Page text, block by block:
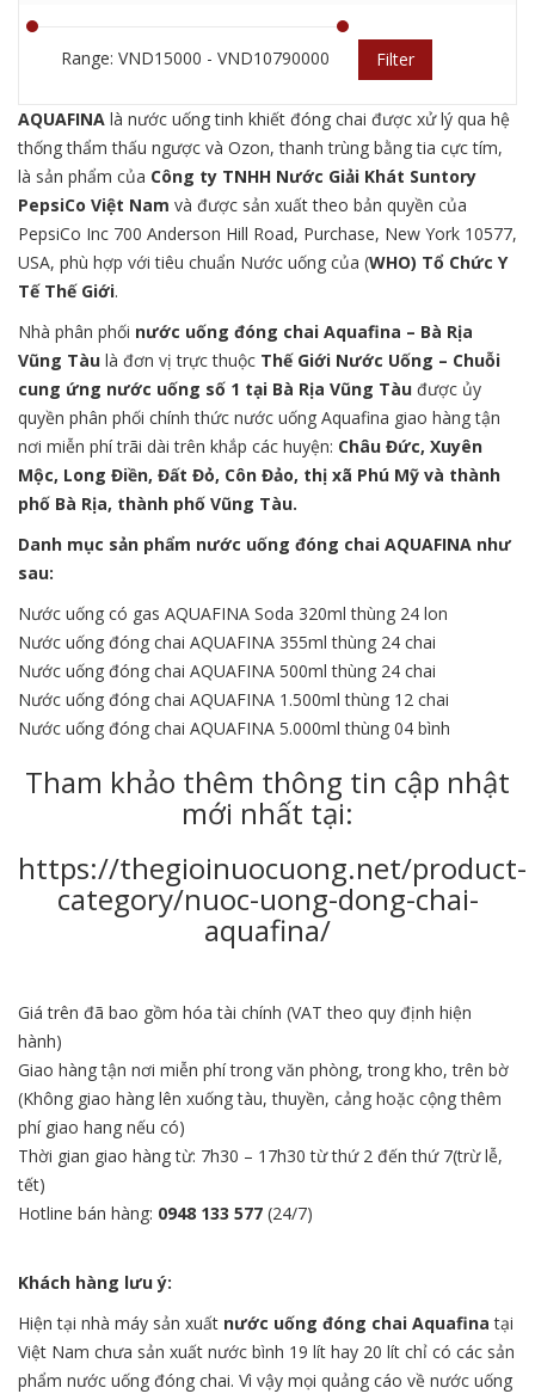
Range: VND15000 - VND10790000 Filter
AQUAFINA là nước uống tinh khiết đóng chai được xử lý qua hệ
thống thẩm thấu ngược và Ozon, thanh trùng bằng tia cực tím,
là sản phẩm của Công ty TNHH Nước Giải Khát Suntory
PepsiCo Việt Nam và được sản xuất theo bản quyền của
PepsiCo Inc 700 Anderson Hill Road, Purchase, New York 10577,
USA, phù hợp với tiêu chuẩn Nước uống của (WHO) Tổ Chức Y
Tế Thế Giới.
Nhà phân phối nước uống đóng chai Aquafina – Bà Rịa
Vũng Tàu là đơn vị trực thuộc Thế Giới Nước Uống – Chuỗi
cung ứng nước uống số 1 tại Bà Rịa Vũng Tàu được ủy
quyền phân phối chính thức nước uống Aquafina giao hàng tận
nơi miễn phí trãi dài trên khắp các huyện: Châu Đức, Xuyên
Mộc, Long Điền, Đất Đỏ, Côn Đảo, thị xã Phú Mỹ và thành
phố Bà Rịa, thành phố Vũng Tàu.
Danh mục sản phẩm nước uống đóng chai AQUAFINA như
sau:
Nước uống có gas AQUAFINA Soda 320ml thùng 24 lon
Nước uống đóng chai AQUAFINA 355ml thùng 24 chai
Nước uống đóng chai AQUAFINA 500ml thùng 24 chai
Nước uống đóng chai AQUAFINA 1.500ml thùng 12 chai
Nước uống đóng chai AQUAFINA 5.000ml thùng 04 bình
Tham khảo thêm thông tin cập nhật
mới nhất tại:
https://thegioinuocuong.net/product-
category/nuoc-uong-dong-chai-
aquafina/
Giá trên đã bao gồm hóa tài chính (VAT theo quy định hiện
hành)
Giao hàng tận nơi miễn phí trong văn phòng, trong kho, trên bờ
(Không giao hàng lên xuống tàu, thuyền, cảng hoặc cộng thêm
phí giao hang nếu có)
Thời gian giao hàng từ: 7h30 – 17h30 từ thứ 2 đến thứ 7(trừ lễ,
tết)
Hotline bán hàng: 0948 133 577 (24/7)
Khách hàng lưu ý:
Hiện tại nhà máy sản xuất nước uống đóng chai Aquafina tại
Việt Nam chưa sản xuất nước bình 19 lít hay 20 lít chỉ có các sản
phẩm nước uống đóng chai. Vì vậy mọi quảng cáo về nước uống